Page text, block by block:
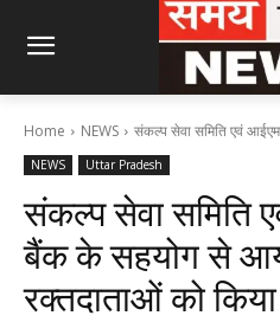
Home NEWS संकल्प सेवा समिति एवं
NEWS Uttar Pradesh
संकल्प सेवा समिति
बैंक के सहयोग से
रक्तदाताओं को